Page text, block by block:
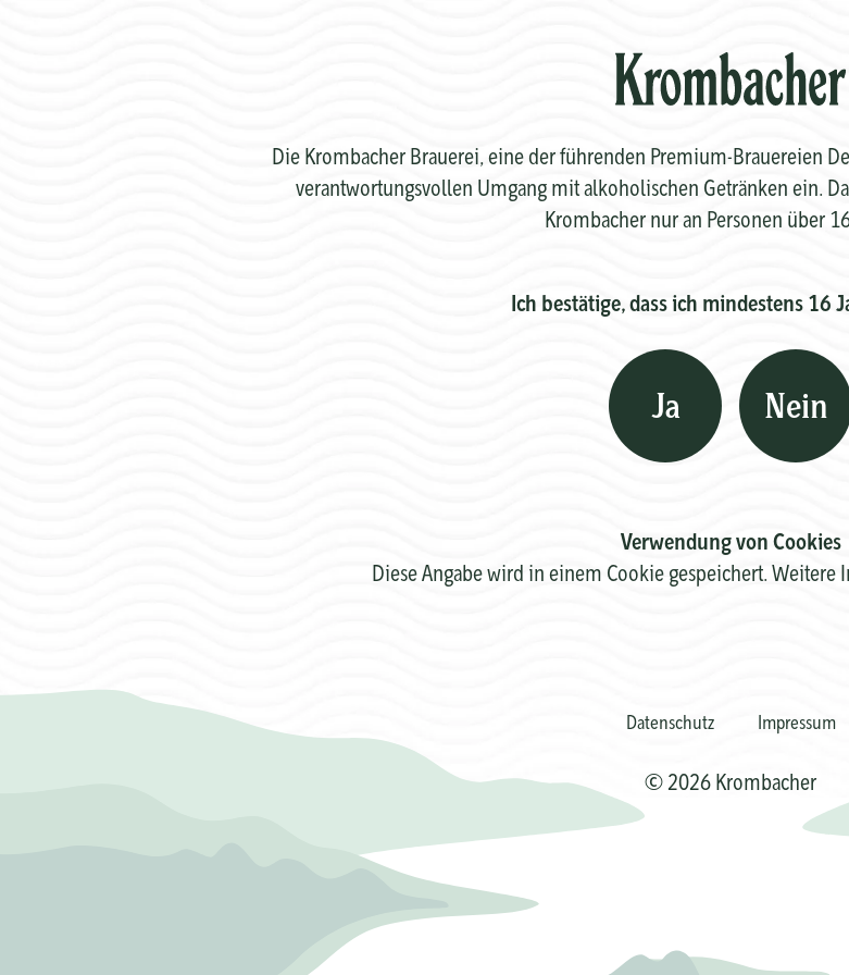
Die Krombacher Brauerei, eine der führenden Premium-Brauereien
verantwortungsvollen Umgang mit alkoholischen Getränken ein.
Krombacher nur an Personen über
Ich bestätige, dass ich mindestens 16
Ja Nein
Verwendung von Cookies
Diese Angabe wird in einem Cookie gespeichert.
Datenschutz Impressum
© 2026 Krombacher